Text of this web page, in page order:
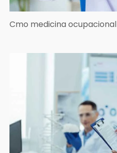
Cmo medicina ocupacional